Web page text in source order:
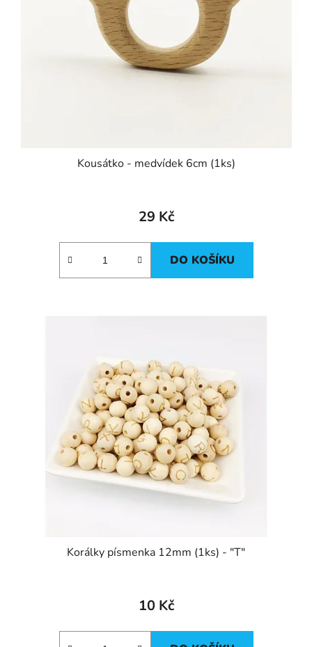
Kousátko - medvídek 6cm (1ks)
29 Kč
DO KOŠÍKU
Korálky písmenka 12mm (1ks) - "T"
10 Kč